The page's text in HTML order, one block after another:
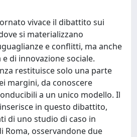
vivace il dibattito sui
si materializzano
e conflitti, ma anche
di innovazione sociale.
restituisce solo una parte
margini, da conoscere
a un unico modello. Il
in questo dibattito,
di uno studio di caso in
Roma, osservandone due